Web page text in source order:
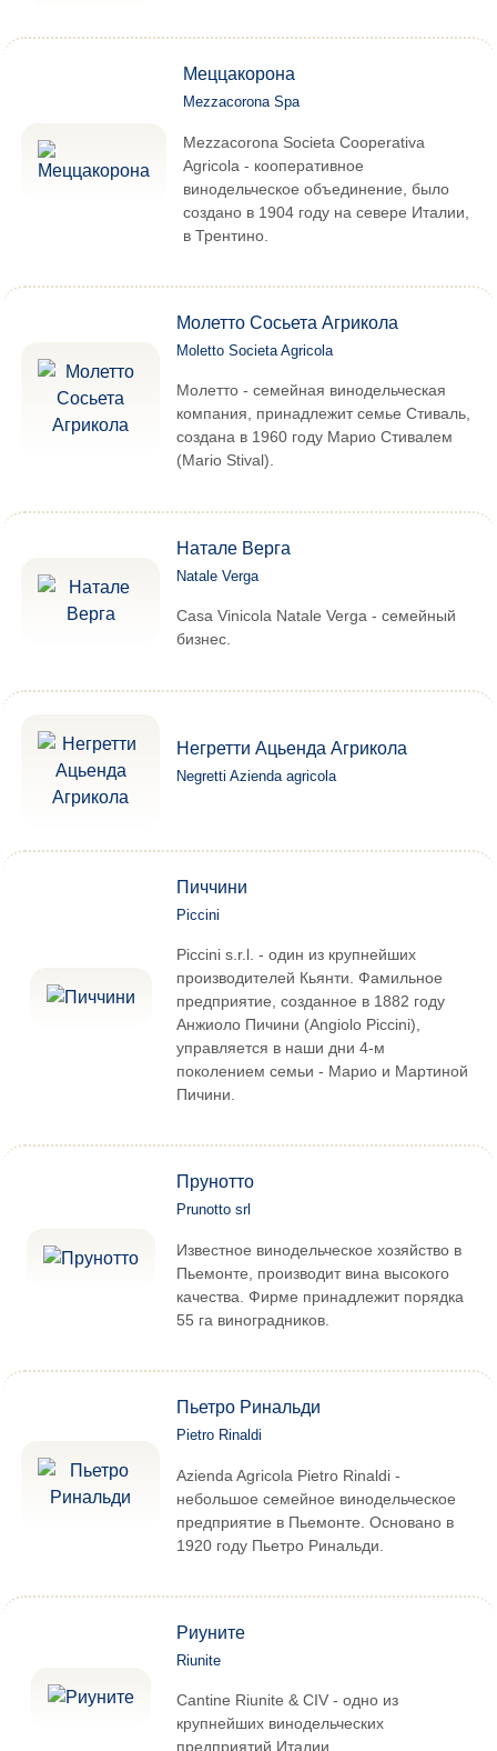
Меццакорона
Mezzacorona Spa
Mezzacorona Societa Cooperativa
Agricola - кооперативное
винодельческое объединение, было
создано в 1904 году на севере Италии,
в Трентино.
Молетто Сосьета Агрикола
Moletto Societa Agricola
Молетто - семейная винодельческая
компания, принадлежит семье Стиваль,
создана в 1960 году Марио Стивалем
(Mario Stival).
Натале Верга
Natale Verga
Casa Vinicola Natale Verga - семейный
бизнес.
Негретти Ацьенда Агрикола
Negretti Azienda agricola
Пиччини
Piccini
Piccini s.r.l. - один из крупнейших
производителей Кьянти. Фамильное
предприятие, созданное в 1882 году
Анжиоло Пичини (Angiolo Piccini),
управляется в наши дни 4-м
поколением семьи - Марио и Мартиной
Пичини.
Прунотто
Prunotto srl
Известное винодельческое хозяйство в
Пьемонте, производит вина высокого
качества. Фирме принадлежит порядка
55 га виноградников.
Пьетро Ринальди
Pietro Rinaldi
Azienda Agricola Pietro Rinaldi -
небольшое семейное винодельческое
предприятие в Пьемонте. Основано в
1920 году Пьетро Ринальди.
Риуните
Riunite
Cantine Riunite & CIV - одно из
крупнейших винодельческих
предприятий Италии.